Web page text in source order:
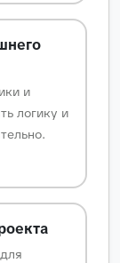
и
логику и